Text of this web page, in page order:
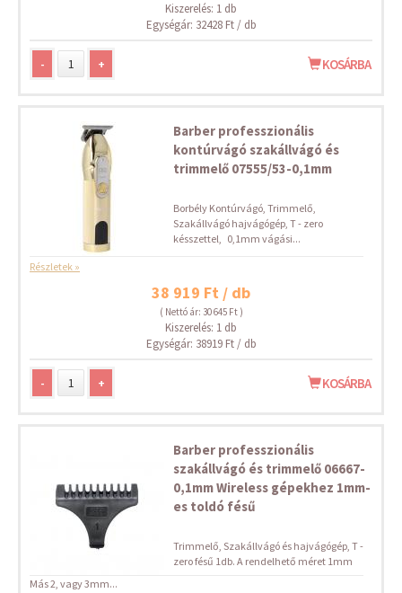
Kiszerelés: 1 db
Egységár: 32428 Ft / db
- + KOSÁRBA
Barber professzionális
kontúrvágó szakállvágó és
trimmelő 07555/53-0,1mm
Borbély Kontúrvágó, Trimmelő,
Szakállvágó hajvágógép, T - zero
késszettel, 0,1mm vágási...
Részletek »
38 919 Ft / db
( Nettó ár: 30 645 Ft )
Kiszerelés: 1 db
Egységár: 38919 Ft / db
- + KOSÁRBA
Barber professzionális
szakállvágó és trimmelő 06667-
0,1mm Wireless gépekhez 1mm-
es toldó fésű
Trimmelő, Szakállvágó és hajvágógép, T -
zero fésű 1db. A rendelhető méret 1mm
Más 2, vagy 3mm...